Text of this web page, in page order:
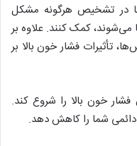
در تشخیص هرگونه مشکل
کمک کنند. علاوه بر
تأثیرات فشار خون بالا بر
خون بالا را شروع کند.
شما را کاهش دهد.